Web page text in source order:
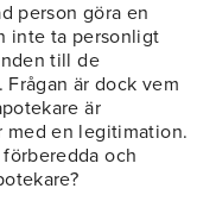
person göra en
inte ta personligt
till de
är dock vem
är
med en legitimation.
och